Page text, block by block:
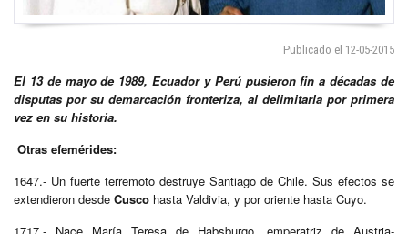
Publicado el 12-05-2015
El 13 de mayo de 1989, Ecuador y Perú pusieron fin a décadas de
disputas por su demarcación fronteriza, al delimitarla por primera
vez en su historia.
Otras efemérides:
1647.- Un fuerte terremoto destruye Santiago de Chile. Sus efectos se
extendieron desde Cusco hasta Valdivia, y por oriente hasta Cuyo.